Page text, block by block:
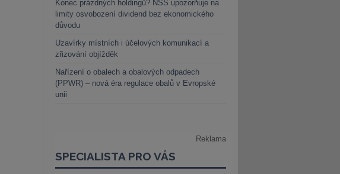
Konec prázdných holdingů? NSS upozorňuje na
limity osvobození dividend bez ekonomického
důvodu
Uzavírky místních i účelových komunikací a
zřizování objížděk
Nařízení o obalech a obalových odpadech
(PPWR) – nová éra regulace obalů v Evropské
unii